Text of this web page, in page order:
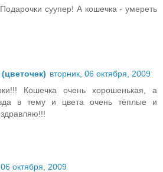
суупер! А кошечка - умереть
вторник, 06 октября, 2009
Кошечка очень хорошенькая, а
в тему и цвета очень тёплые и
октября, 2009